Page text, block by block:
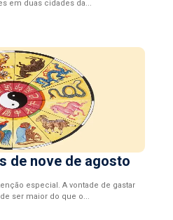
em duas cidades da...
de nove de agosto
especial. A vontade de gastar
ser maior do que o...